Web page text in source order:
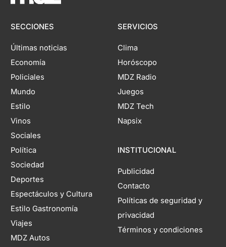
SECCIONES
Últimas noticias
Economía
Policiales
Mundo
Estilo
Vinos
Sociales
Política
Sociedad
Deportes
Espectáculos y Cultura
Estilo Gastronomía
Viajes
MDZ Autos
SERVICIOS
Clima
Horóscopo
MDZ Radio
Juegos
MDZ Tech
Napsix
INSTITUCIONAL
Publicidad
Contacto
Políticas de seguridad y
privacidad
Términos y condiciones